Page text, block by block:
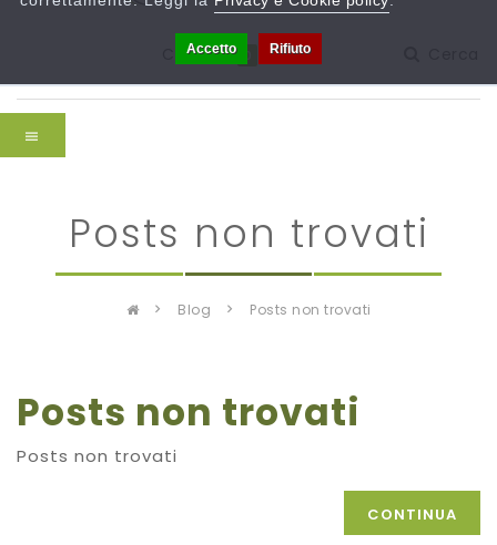
Carrello
posts non trovati
blog posts non trovati
Posts non trovati
Posts non trovati
CONTINUA
Accetto Rifiuto